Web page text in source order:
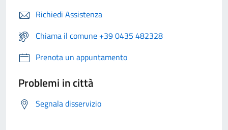
Richiedi Assistenza
Chiama il comune +39 0435 482328
Prenota un appuntamento
Problemi in città
Segnala disservizio